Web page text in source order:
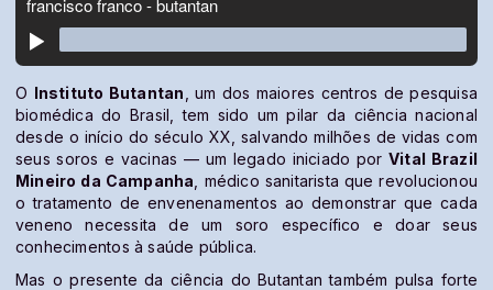
O Instituto Butantan , um dos maiores centros de pesquisa
biomédica do Brasil, tem sido um pilar da ciência nacional
desde o início do século XX, salvando milhões de vidas com
seus soros e vacinas — um legado iniciado porVital Brazil
Mineiro da Campanha , médico sanitarista que revolucionou
o tratamento de envenenamentos ao demonstrar que cada
veneno necessita de um soro específico e doar seus
conhecimentos à saúde pública.
Mas o presente da ciência do Butantan também pulsa forte